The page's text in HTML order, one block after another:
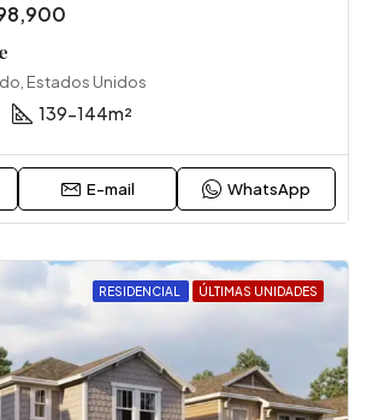
Estados Unidos
139-144m²
E-mail WhatsApp
RESIDENCIAL ÚLTIMAS UNIDADES